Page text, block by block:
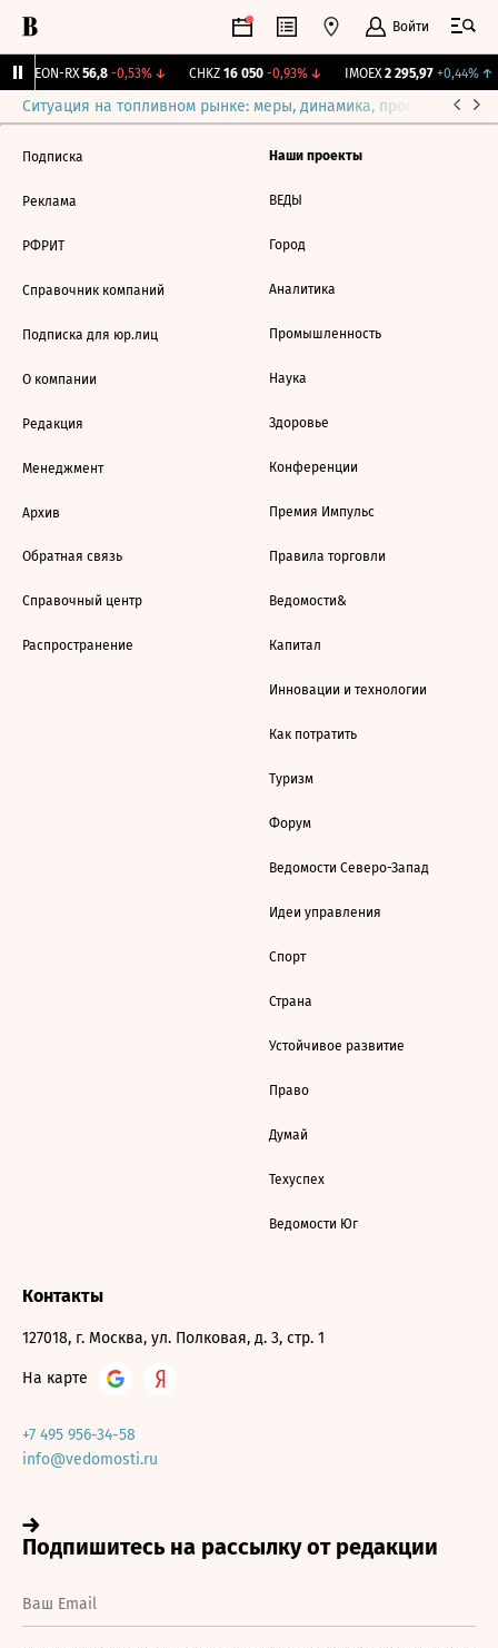
Войти
VEON-RX 56,8 -0,53%↓ CHKZ 16 050 -0,93%↓ IMOEX 2 295,97 +0,44%↑
Ситуация на топливном рынке: меры, динамика, прогнозы
Подписка
Реклама
РФРИТ
Справочник компаний
Подписка для юр.лиц
О компании
Редакция
Менеджмент
Архив
Обратная связь
Справочный центр
Распространение
Наши проекты
ВЕДЫ
Город
Аналитика
Промышленность
Наука
Здоровье
Конференции
Премия Импульс
Правила торговли
Ведомости&
Капитал
Инновации и технологии
Как потратить
Туризм
Форум
Ведомости Северо-Запад
Идеи управления
Спорт
Страна
Устойчивое развитие
Право
Думай
Техуспех
Ведомости Юг
Контакты
127018, г. Москва, ул. Полковая, д. 3, стр. 1
На карте
+7 495 956-34-58
info@vedomosti.ru